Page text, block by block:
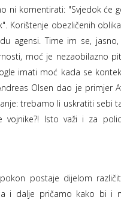
ni komentirati: "Svjedok će
Korištenje obezličenih
agensi. Time im se,
moć je nezaobilazno
imati moć kada se
Olsen dao je primjer
trebamo li uskratiti sebi
Isto važi i za
postaje dijelom
i dalje pričamo kako bi i